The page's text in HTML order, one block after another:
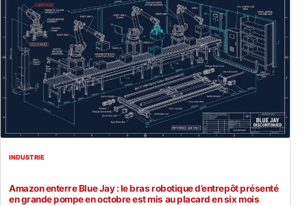
INDUSTRIE
Amazon enterre Blue Jay : le bras robotique d’entrepôt présenté
en grande pompe en octobre est mis au placard en six mois